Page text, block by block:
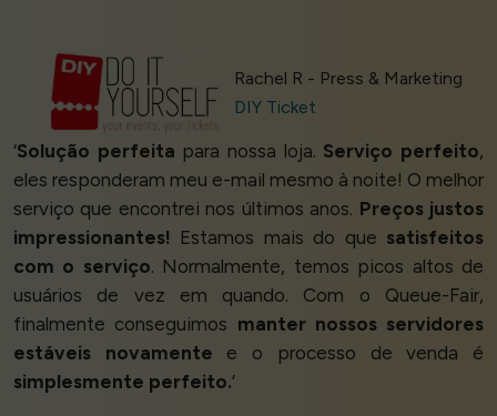
Rachel R - Press & Marketing
DIY Ticket
‘Solução perfeita para nossa loja. Serviço perfeito,
eles responderam meu e-mail mesmo à noite! O melhor
serviço que encontrei nos últimos anos. Preços justos
impressionantes! Estamos mais do que satisfeitos
com o serviço. Normalmente, temos picos altos de
usuários de vez em quando. Com o Queue-Fair,
finalmente conseguimos manter nossos servidores
estáveis novamente e o processo de venda é
simplesmente perfeito.’